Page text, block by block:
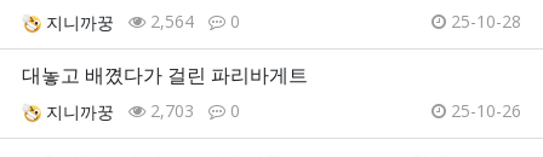
지니까꿍 2,564 0 25-10-28
대놓고 배꼈다가 걸린 파리바게트
지니까꿍 2,703 0 25-10-26